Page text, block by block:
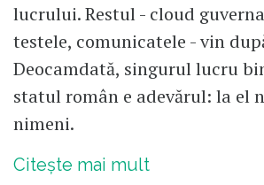
lucrului. Restul - cloud
testele, comunicatele - vin
Deocamdată, singurul lucru
statul român e adevărul: la el
nimeni.
Citește mai mult